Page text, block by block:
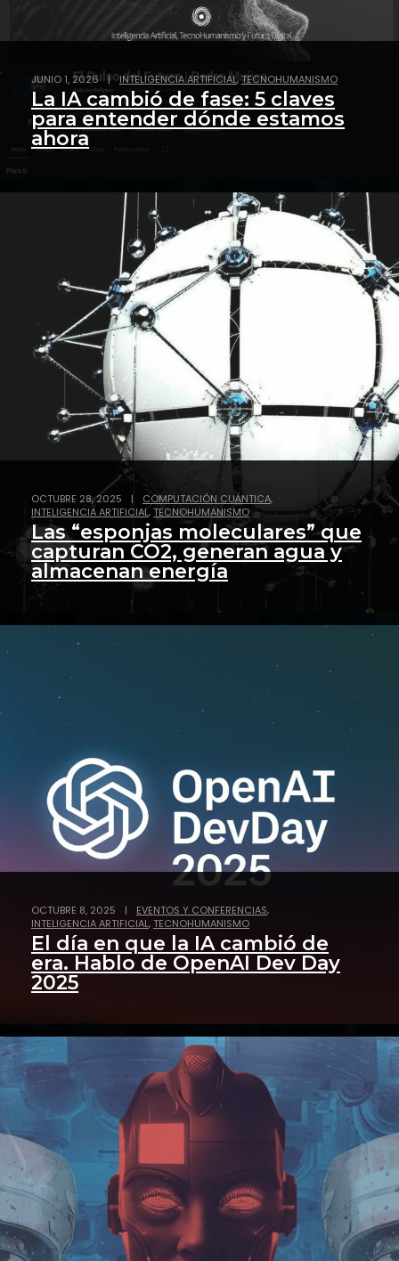
JUNIO 1, 2026 | INTELIGENCIA ARTIFICIAL,TECNOHUMANISMO
La IA cambió de fase: 5 claves
para entender dónde estamos
ahora
OCTUBRE 28, 2025 | COMPUTACIÓN CUÁNTICA,
INTELIGENCIA ARTIFICIAL, TECNOHUMANISMO
Las “esponjas moleculares” que
capturan CO2, generan agua y
almacenan energía
OCTUBRE 8, 2025 | EVENTOS Y CONFERENCIAS,
INTELIGENCIA ARTIFICIAL, TECNOHUMANISMO
El día en que la IA cambió de
era. Hablo de OpenAI Dev Day
2025